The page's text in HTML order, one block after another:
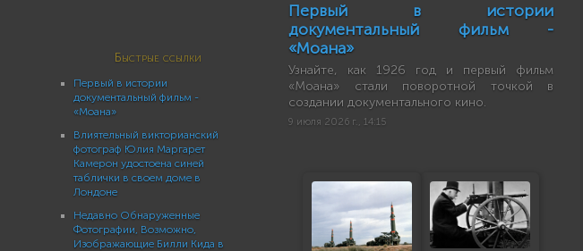
Быстрые ссылки
Первый в истории
документальный фильм -
«Моана»
Влиятельный викторианский
фотограф Юлия Маргарет
Камерон удостоена синей
таблички в своем доме в
Лондоне
Недавно Обнаруженные
Фотографии, Возможно,
Изображающие Билли Кида в
Первый в истории
документальный фильм -
«Моана»
Узнайте, как 1926 год и первый фильм
«Моана» стали поворотной точкой в
создании документального кино.
9 июля 2026 г., 14:15